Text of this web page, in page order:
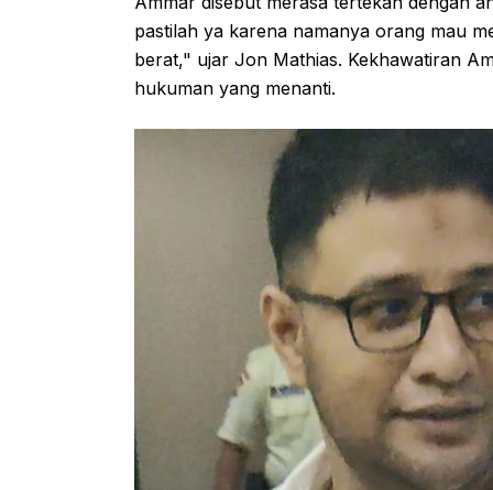
pastilah ya karena namanya orang mau
berat," ujar Jon Mathias. Kekhawatiran
hukuman yang menanti.